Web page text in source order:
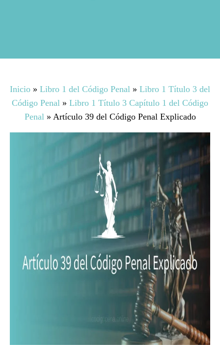
Inicio » Libro 1 del Código Penal » Libro 1 Título 3 del
Código Penal » Libro 1 Título 3 Capítulo 1 del Código
Penal» Artículo 39 del Código Penal Explicado